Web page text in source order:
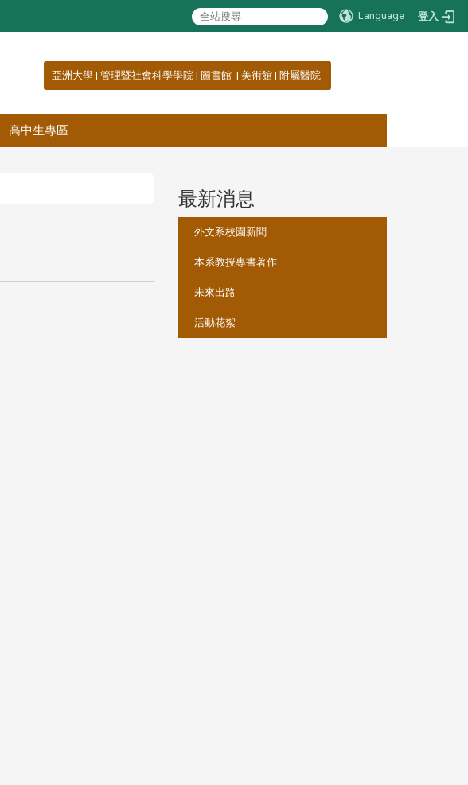
Language 登入
亞洲大學 | 管理暨社會科學學院 | 圖書館 | 美術館 | 附屬醫院
高中生專區
最新消息
外文系校園新聞
本系教授專書著作
未來出路
活動花絮